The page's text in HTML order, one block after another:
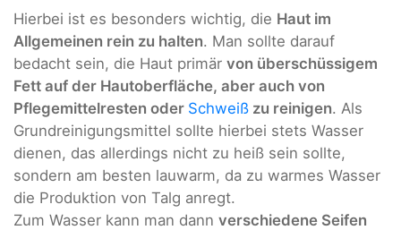
Hierbei ist es besonders wichtig, die Haut im
Allgemeinen rein zu halten. Man sollte darauf
bedacht sein, die Haut primär von überschüssigem
Fett auf der Hautoberfläche, aber auch von
Pflegemittelresten oder Schweiß zu reinigen. Als
Grundreinigungsmittel sollte hierbei stets Wasser
dienen, das allerdings nicht zu heiß sein sollte,
sondern am besten lauwarm, da zu warmes Wasser
die Produktion von Talg anregt.
Zum Wasser kann man dann verschiedene Seifen